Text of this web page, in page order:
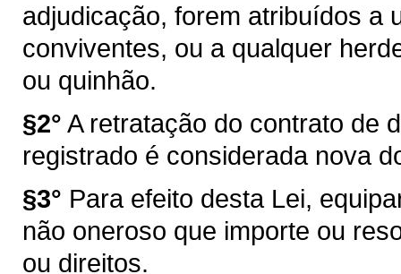
adjudicação, forem atribuídos a
conviventes, ou a qualquer
ou quinhão.
§2° A retratação do contrato de
registrado é considerada nova
§3° Para efeito desta Lei,
não oneroso que importe ou
ou direitos.